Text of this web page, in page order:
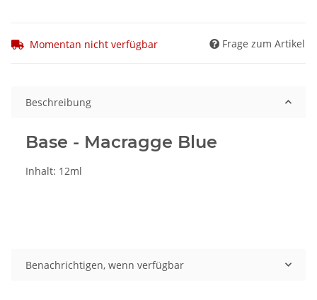
Momentan nicht verfügbar Frage zum Artikel
Beschreibung
Base - Macragge Blue
Inhalt: 12ml
Benachrichtigen, wenn verfügbar